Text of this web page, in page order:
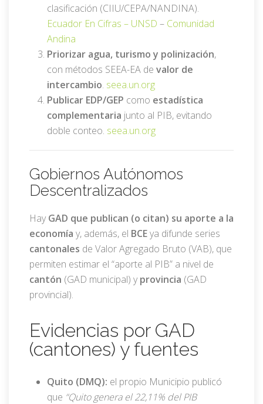
clasificación (CIIU/CEPA/NANDINA).
Ecuador En Cifras – UNSD – Comunidad
Andina
Priorizar agua, turismo y polinización,
con métodos SEEA-EA de valor de
intercambio. seea.un.org
Publicar EDP/GEP como estadística
complementaria junto al PIB, evitando
doble conteo. seea.un.org
Gobiernos Autónomos
Descentralizados
Hay GAD que publican (o citan) su aporte a la
economía y, además, el BCEya difunde series
cantonales de Valor Agregado Bruto (VAB), que
permiten estimar el “aporte al PIB” a nivel de
cantón (GAD municipal) y provincia (GAD
provincial).
Evidencias por GAD
(cantones) y fuentes
Quito (DMQ): el propio Municipio publicó
que “Quito genera el 22,11% del PIB